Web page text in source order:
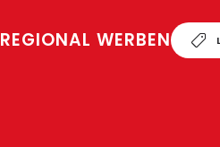
REGIONAL WERBEN